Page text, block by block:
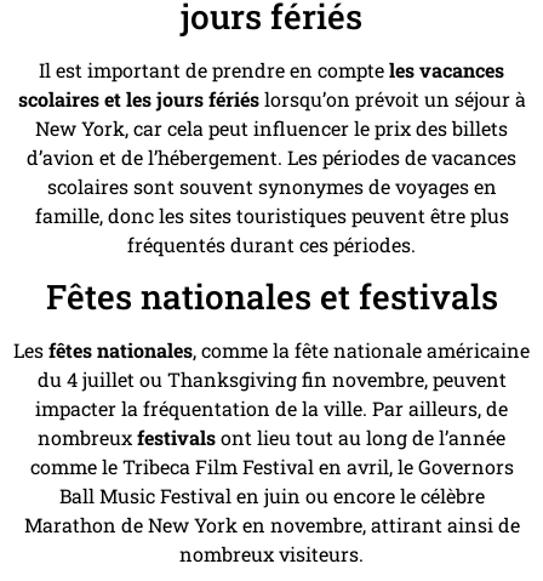
jours fériés
Il est important de prendre en compteles vacances
scolaires et les jours fériéslorsqu’on prévoit un séjour à
New York, car cela peut influencer le prix des billets
d’avion et de l’hébergement. Les périodes de vacances
scolaires sont souvent synonymes de voyages en
famille, donc les sites touristiques peuvent être plus
fréquentés durant ces périodes.
Fêtes nationales et festivals
Lesfêtes nationales, comme la fête nationale américaine
du 4 juillet ou Thanksgiving fin novembre, peuvent
impacter la fréquentation de la ville. Par ailleurs, de
nombreuxfestivalsont lieu tout au long de l’année
comme le Tribeca Film Festival en avril, le Governors
Ball Music Festival en juin ou encore le célèbre
Marathon de New York en novembre, attirant ainsi de
nombreux visiteurs.